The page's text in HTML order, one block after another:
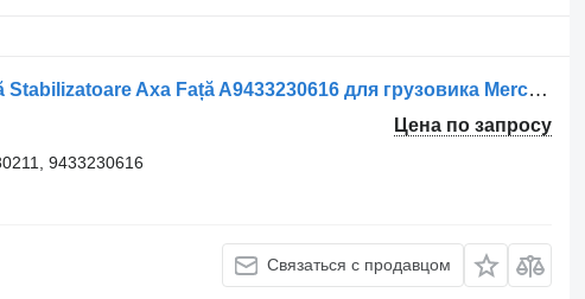
Реактивная тяга Legătură Bară Stabilizatoare Axa Față A9433230616 для грузовика Mercedes-Benz Benz A9433230616 / A9433230211
Цена по запросу
9433230616
Связаться с продавцом